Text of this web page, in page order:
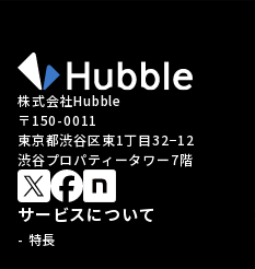
株式会社Hubble
〒150-0011
東京都渋谷区東1丁目32−12
渋谷プロパティータワー7階
サービスについて
- 特長